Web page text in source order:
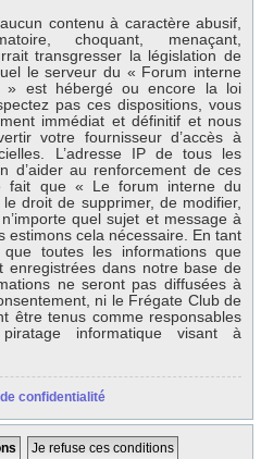
contenu à caractère abusif,
choquant, menaçant,
transgresser la législation de
le serveur du « Forum interne
» est hébergé ou encore la loi
pas ces dispositions, vous
immédiat et définitif et nous
votre fournisseur d’accès à
L’adresse IP de tous les
d’aider au renforcement de ces
fait que « Le forum interne du
droit de supprimer, de modifier,
quel sujet et message à
estimons cela nécessaire. En tant
que toutes les informations que
enregistrées dans notre base de
ne seront pas diffusées à
ni le Frégate Club de
être tenus comme responsables
informatique visant à
confidentialité